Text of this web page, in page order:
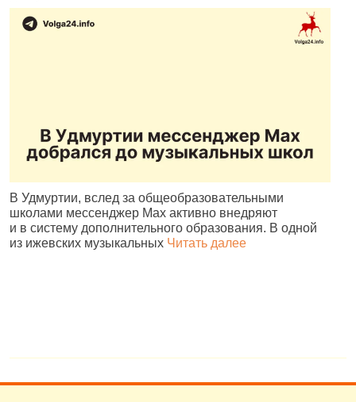
В Удмуртии, вслед за общеобразовательными
школами мессенджер Max активно внедряют
и в систему дополнительного образования. В одной
из ижевских музыкальных Читать далее